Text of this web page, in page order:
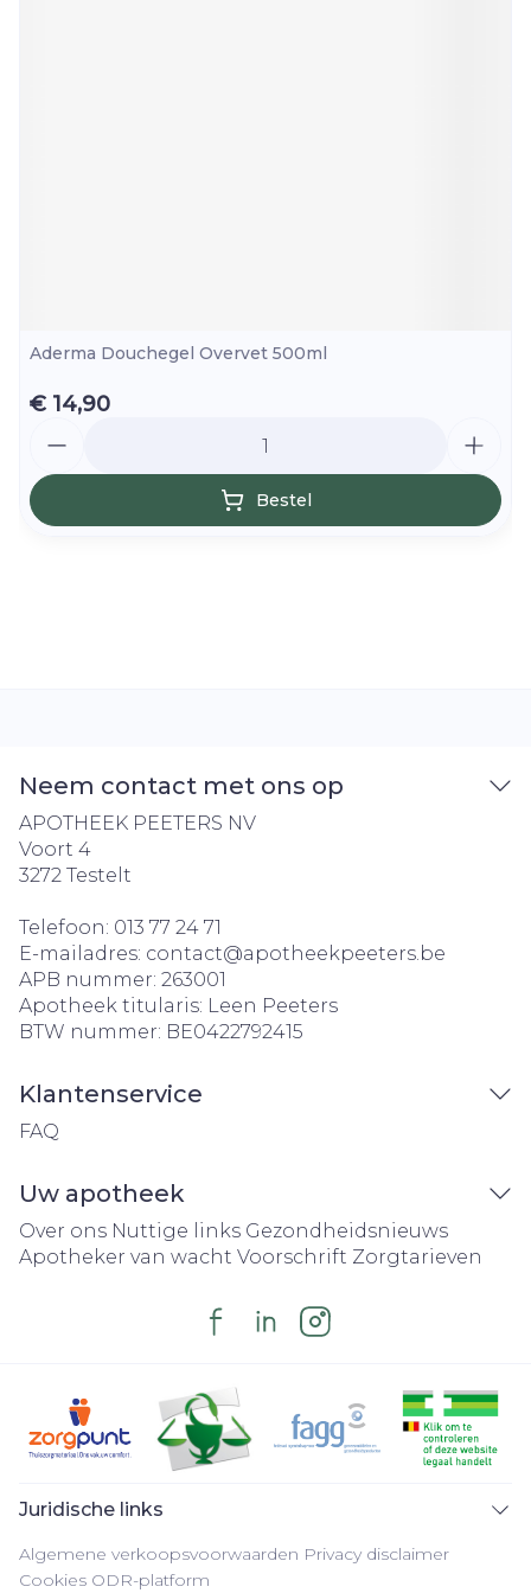
Aderma Douchegel Overvet 500ml
€ 14,90
Bestel
Neem contact met ons op
APOTHEEK PEETERS NV
Voort 4
3272 Testelt
Telefoon: 013 77 24 71
E-mailadres: contact@apotheekpeeters.be
APB nummer: 263001
Apotheek titularis: Leen Peeters
BTW nummer: BE0422792415
Klantenservice
FAQ
Uw apotheek
Over ons Nuttige links Gezondheidsnieuws
Apotheker van wacht Voorschrift Zorgtarieven
Juridische links
Algemene verkoopsvoorwaarden Privacy disclaimer
Cookies ODR-platform